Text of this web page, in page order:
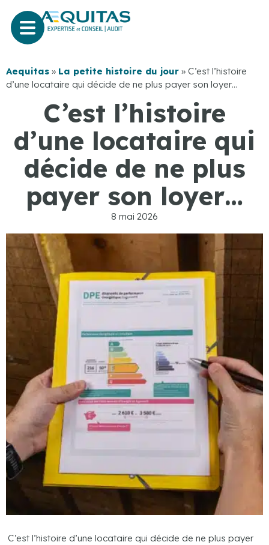
Aequitas » La petite histoire du jour » C’est l’histoire
d’une locataire qui décide de ne plus payer son loyer…
C’est l’histoire
d’une locataire qui
décide de ne plus
payer son loyer…
8 mai 2026
C’est l’histoire d’une locataire qui décide de ne plus payer